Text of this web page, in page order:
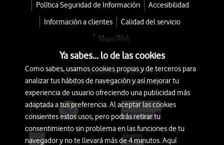
Política Seguridad de Información
Accesibilidad
Información a clientes
Calidad del servicio
Mapa Web
© 2026 Vodafone España S.A.U.
Avda. América 115, 28042 Madrid
Ya sabes... lo de las cookies
Como sabes, usamos cookies propias y de terceros para
analizar tus hábitos de navegación y así mejorar tu
experiencia de usuario ofreciendo una publicidad más
adaptada a tus preferencia. Al aceptar las cookies
consientes estos usos, pero podrás retirar tu
consentimiento sin problema en las funciones de tu
navegador y no te llevará más de 4 minutos. Aquí